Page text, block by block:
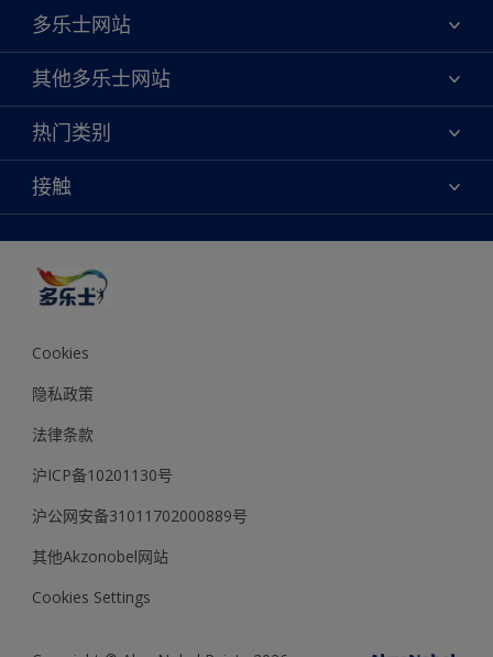
多乐士网站
关于我们
联系我们
查找店铺
绿色工厂
其他多乐士网站
焕新服务
多乐士专业
天猫官方旗舰店
抖音官方旗舰店
热门类别
颜色
产品
创意灵感
装修建议
可持续发展
多乐士2025年度色彩 - 金盏黄
接触
颜色准确性
Cookies
隐私政策
法律条款
沪ICP备10201130号
沪公网安备31011702000889号
其他Akzonobel网站
Cookies Settings